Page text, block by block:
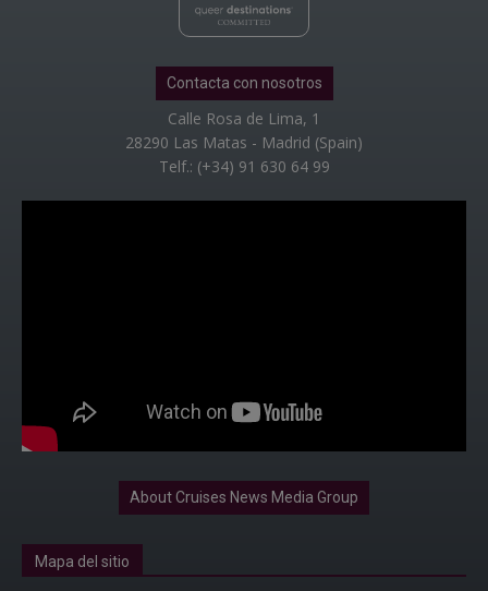
Contacta con nosotros
Calle Rosa de Lima, 1
28290 Las Matas - Madrid (Spain)
Telf.: (+34) 91 630 64 99
About Cruises News Media Group
Mapa del sitio